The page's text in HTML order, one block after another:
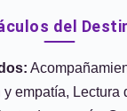
del
empatía, Lectura